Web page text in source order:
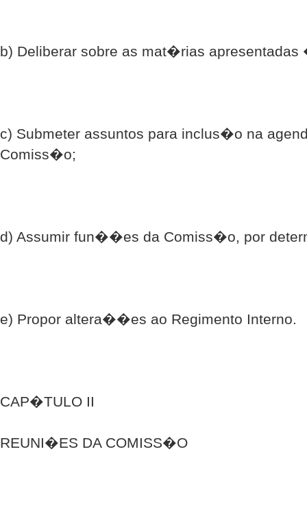
b) Deliberar sobre as mat�rias
c) Submeter assuntos para inclus�o na
Comiss�o;
d) Assumir fun��es da Comiss�o, por
e) Propor altera��es ao Regimento Interno.
CAP�TULO II
REUNI�ES DA COMISS�O